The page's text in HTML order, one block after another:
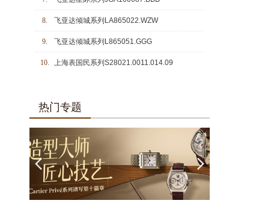
8. 飞亚达倾城系列LA865022.WZW
9. 飞亚达倾城系列L865051.GGG
10. 上海表国民系列S28021.0011.014.09
热门专题